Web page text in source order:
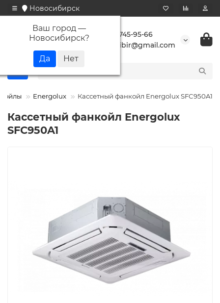
Новосибирск
Ваш город —
Новосибирск?
+7 923 745-95-66
buransibir@gmail.com
Energolux Кассетный фанкойл Energolux SFC950A1
Кассетный фанкойл Energolux
SFC950A1